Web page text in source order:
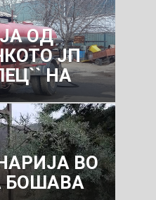
ОД
ЈП
НА
ЈАВНО
ЗА
УСЛУГИ
ВО
БОШАВА